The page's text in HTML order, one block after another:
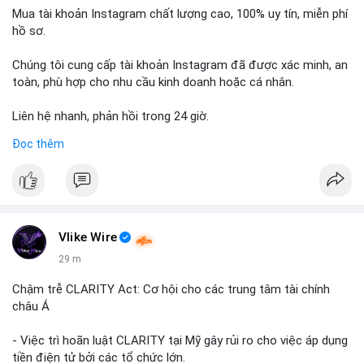
Mua tài khoản Instagram chất lượng cao, 100% uy tín, miễn phí
hồ sơ.
Chúng tôi cung cấp tài khoản Instagram đã được xác minh, an
toàn, phù hợp cho nhu cầu kinh doanh hoặc cá nhân.
Liên hệ nhanh, phản hồi trong 24 giờ.
📞 WhatsApp: +1 660 215-8938
Đọc thêm
Vlike Wire
29 m
Chậm trễ CLARITY Act: Cơ hội cho các trung tâm tài chính
châu Á
- Việc trì hoãn luật CLARITY tại Mỹ gây rủi ro cho việc áp dụng
tiền điện tử bởi các tổ chức lớn.